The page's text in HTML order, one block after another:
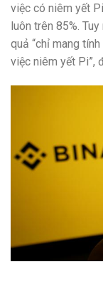
việc có niêm yết
luôn trên 85%.
quả “chỉ mang
việc niêm yết Pi”,